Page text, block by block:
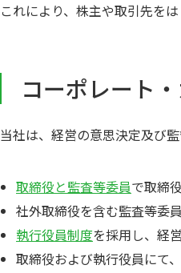
これにより、株主や取引先を
コーポレート
当社は、経営の意思決定及び
取締役と監査等委員で取締
社外取締役を含む監査等委
執行役員制度を採用し、経
取締役および執行役員にて